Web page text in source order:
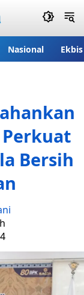
Nasional Ekbis
Perkuat
Bersih